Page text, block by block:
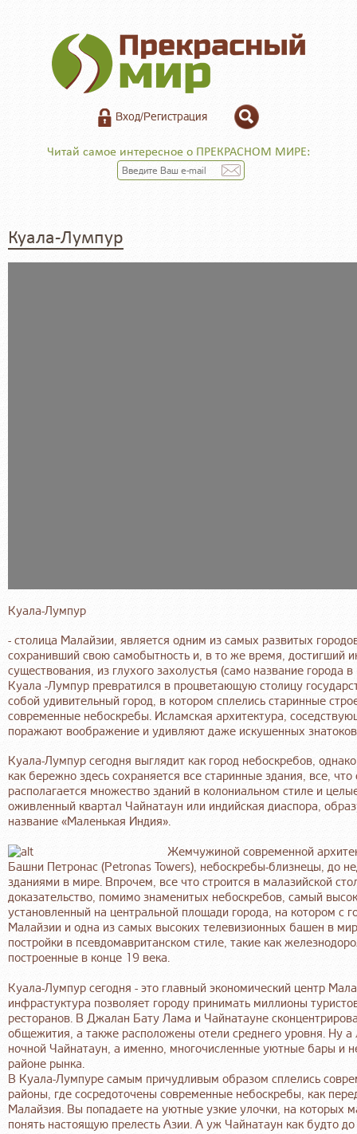
Вход/Регистрация
Читай самое интересное о ПРЕКРАСНОМ МИРЕ:
Куала-Лумпур
Куала-Лумпур
- столица Малайзии, является одним из самых развитых
сохранивший свою самобытность и, в то же время, достигший
существования, из глухого захолустья (само название города
Куала -Лумпур превратился в процветающую столицу
собой удивительный город, в котором сплелись старинные
современные небоскребы. Исламская архитектура,
поражают воображение и удивляют даже искушенных
Куала-Лумпур сегодня выглядит как город небоскребов,
как бережно здесь сохраняется все старинные здания, все,
располагается множество зданий в колониальном стиле и
оживленный квартал Чайнатаун или индийская диаспора,
название «Маленькая Индия».
Жемчужиной современной
Башни Петронас (Petronas Towers), небоскребы-близнецы, до
зданиями в мире. Впрочем, все что строится в малазийской
доказательство, помимо знаменитых небоскребов, самый
установленный на центральной площади города, на котором с
Малайзии и одна из самых высоких телевизионных башен в
постройки в псевдомавританском стиле, такие как
построенные в конце 19 века.
Куала-Лумпур сегодня - это главный экономический центр
инфрастуктура позволяет городу принимать миллионы
ресторанов. В Джалан Бату Лама и Чайнатауне
общежития, а также расположены отели среднего уровня. Ну
ночной Чайнатаун, а именно, многочисленные уютные бары и
районе рынка.
В Куала-Лумпуре самым причудливым образом сплелись
районы, где сосредоточены современные небоскребы, как
Малайзия. Вы попадаете на уютные узкие улочки, на которых
понять настоящую прелесть Азии. А уж Чайнатаун как будто